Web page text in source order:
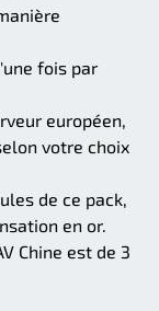
fois par
européen,
votre choix
de ce pack,
en or.
Chine est de 3